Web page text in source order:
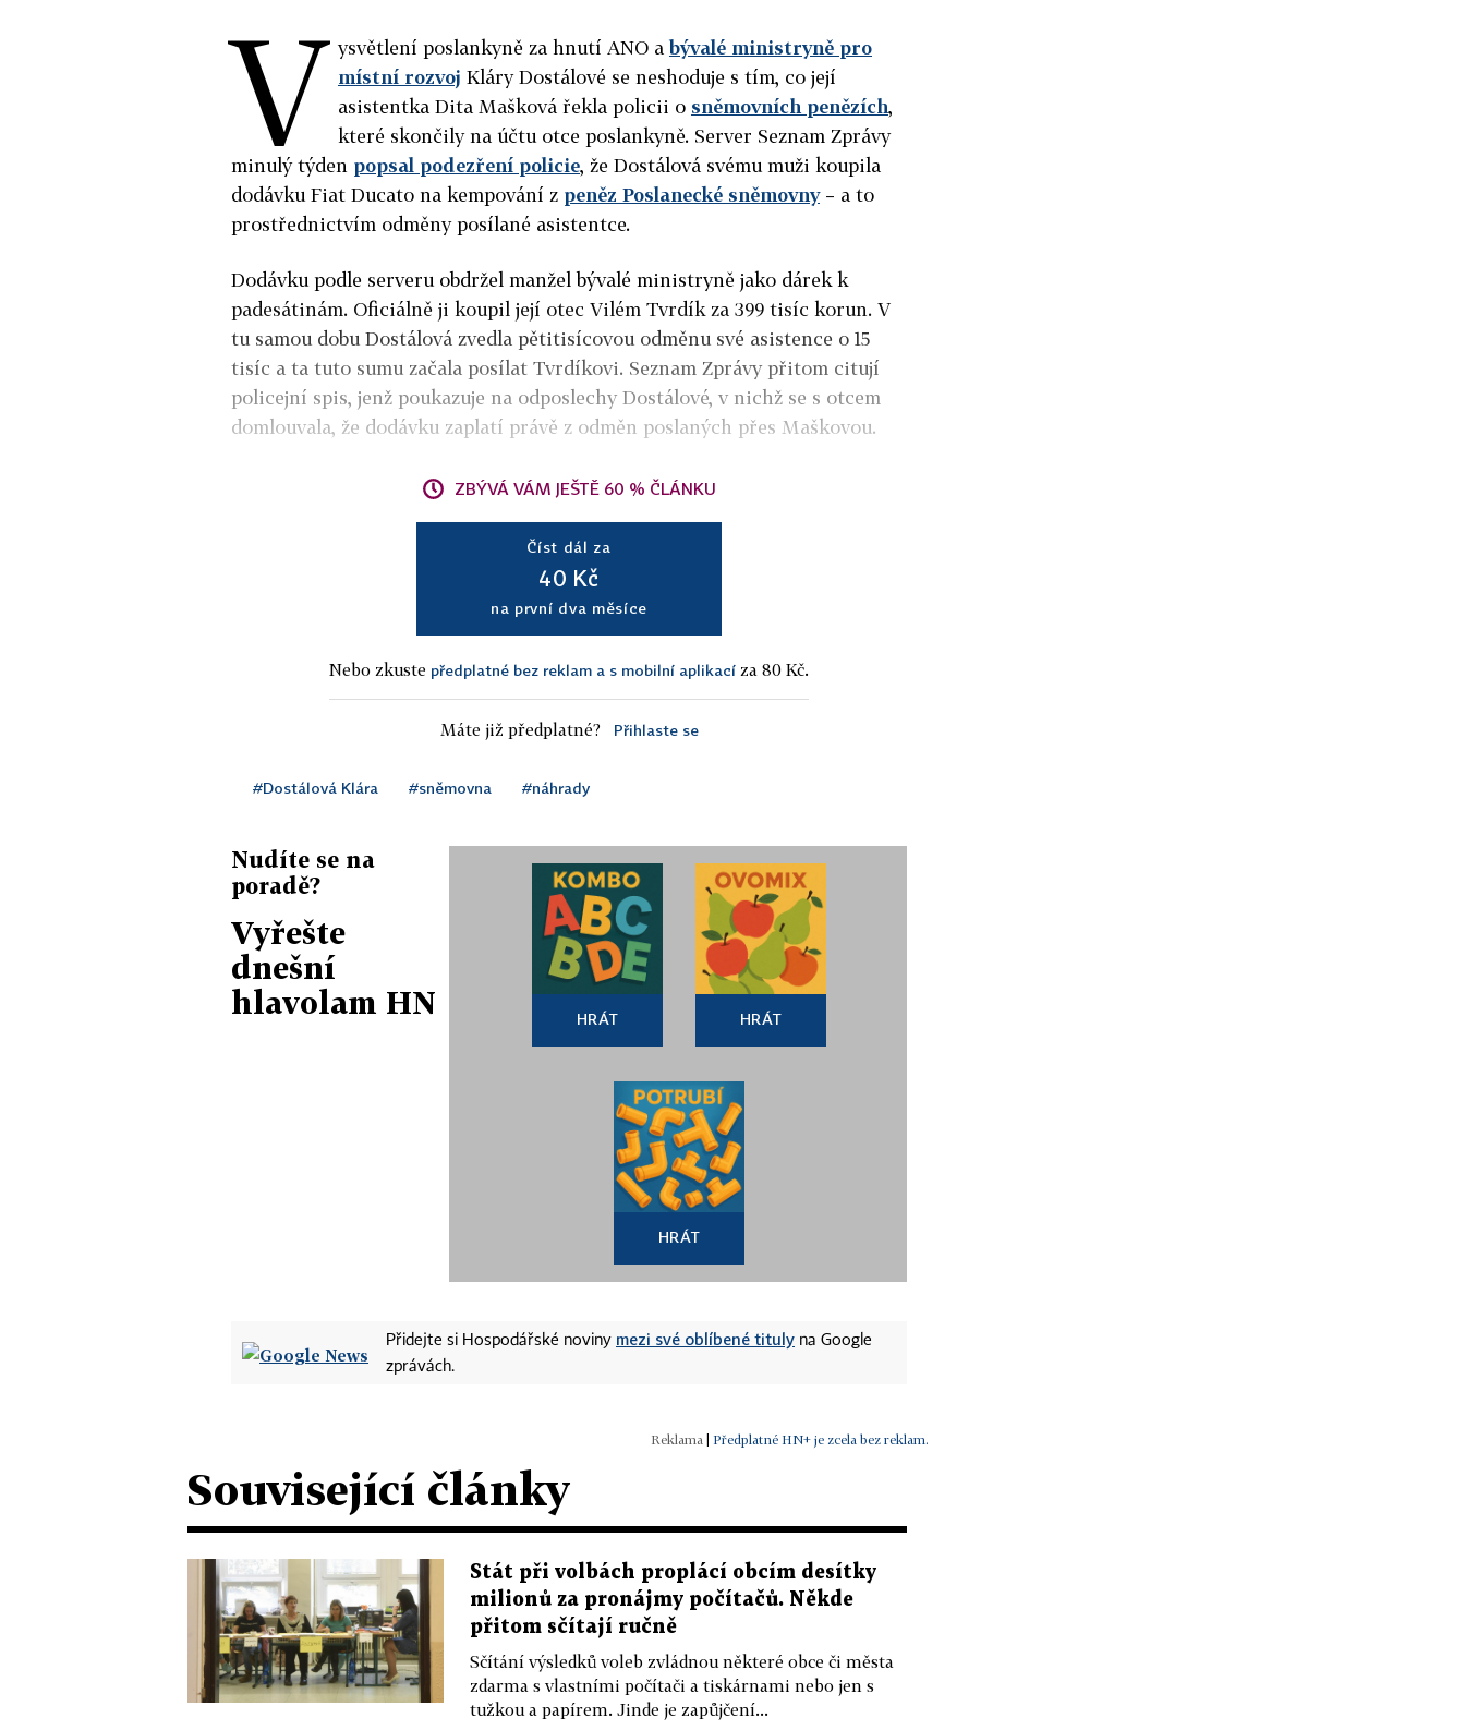
V ysvětlení poslankyně za hnutí ANO a bývalé ministryně pro
místní rozvoj Kláry Dostálové se neshoduje s tím, co její
asistentka Dita Mašková řekla policii o sněmovních penězích,
které skončily na účtu otce poslankyně. Server Seznam Zprávy
minulý týden popsal podezření policie, že Dostálová svému muži koupila
dodávku Fiat Ducato na kempování z peněz Poslanecké sněmovny– a to
prostřednictvím odměny posílané asistentce.
Dodávku podle serveru obdržel manžel bývalé ministryně jako dárek k
padesátinám. Oficiálně ji koupil její otec Vilém Tvrdík za 399 tisíc korun. V
tu samou dobu Dostálová zvedla pětitisícovou odměnu své asistence o 15
tisíc a ta tuto sumu začala posílat Tvrdíkovi. Seznam Zprávy přitom citují
policejní spis, jenž poukazuje na odposlechy Dostálové, v nichž se s otcem
domlouvala, že dodávku zaplatí právě z odměn poslaných přes Maškovou.
ZBÝVÁ VÁM JEŠTĚ 60 % ČLÁNKU
Číst dál za
40 Kč
na první dva měsíce
Nebo zkuste předplatné bez reklam a s mobilní aplikací za 80 Kč.
Máte již předplatné? Přihlaste se
#Dostálová Klára #sněmovna #náhrady
Nudíte se na
poradě?
Vyřešte
dnešní
hlavolam HN
HRÁT HRÁT
HRÁT
Přidejte si Hospodářské noviny mezi své oblíbené tituly na Google
zprávách.
| Předplatné HN+ je zcela bez reklam.
Související články
Stát při volbách proplácí obcím desítky
milionů za pronájmy počítačů. Někde
přitom sčítají ručně
Sčítání výsledků voleb zvládnou některé obce či města
zdarma s vlastními počítači a tiskárnami nebo jen s
tužkou a papírem. Jinde je zapůjčení...